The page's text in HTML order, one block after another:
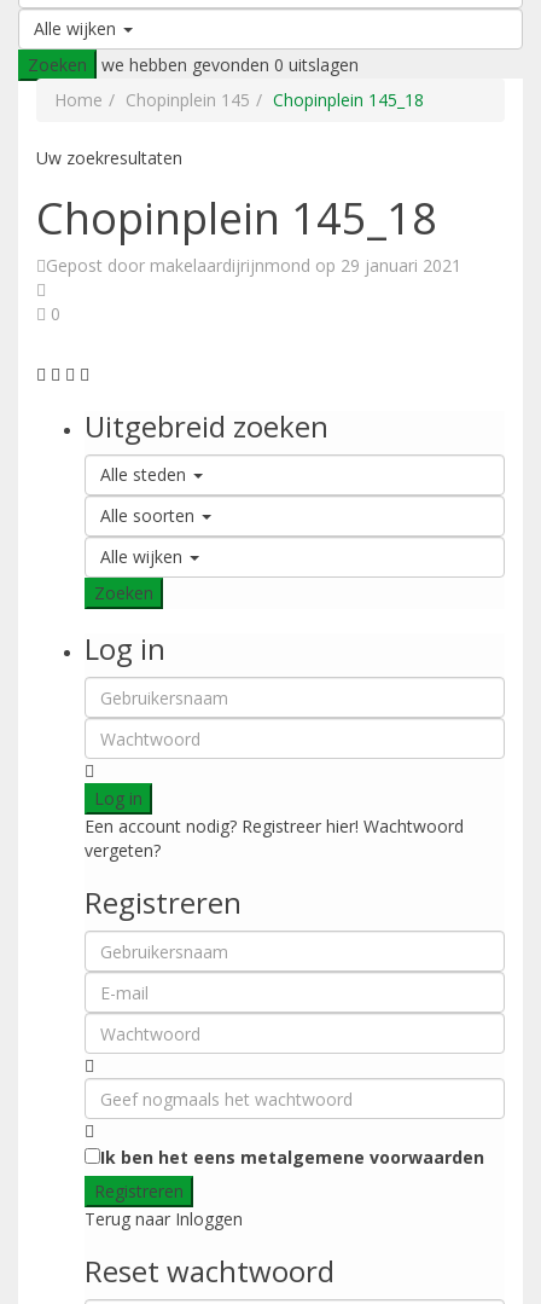
Alle wijken
Zoeken
we hebben gevonden 0 uitslagen
Home
Chopinplein 145 Chopinplein 145_18
Uw zoekresultaten
Chopinplein 145_18
Gepost door makelaardijrijnmond op 29 januari 2021
0
Uitgebreid zoeken
Alle steden
Alle soorten
Alle wijken
Zoeken
Log in
Log in
Een account nodig? Registreer hier! Wachtwoord
vergeten?
Registreren
Ik ben het eens metalgemene voorwaarden
Registreren
Terug naar Inloggen
Reset wachtwoord